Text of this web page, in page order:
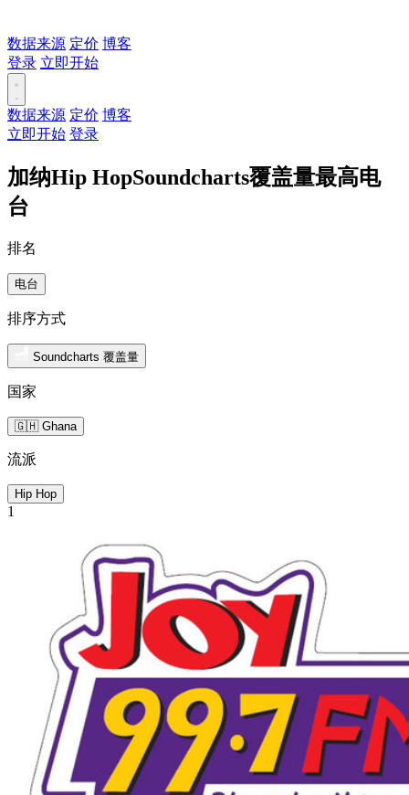
数据来源 定价 博客
登录 立即开始
数据来源 定价 博客
立即开始 登录
加纳Hip HopSoundcharts覆盖量最高电
台
排名
电台
排序方式
Soundcharts 覆盖量
国家
🇬🇭 Ghana
流派
Hip Hop
1